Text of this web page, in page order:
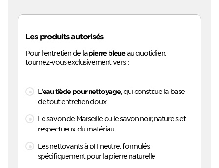
Les produits autorisés
Pour l’entretien de lapierre bleueau quotidien,
tournez-vous exclusivement vers :
L’eau tiède pour nettoyage, qui constitue la base
de tout entretien doux
Le savon de Marseille ou le savon noir, naturels et
respectueux du matériau
Les nettoyants à pH neutre, formulés
spécifiquement pour la pierre naturelle